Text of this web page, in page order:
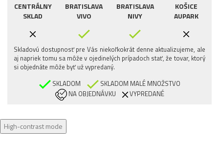
CENTRÁLNY
SKLAD
BRATISLAVA
VIVO
BRATISLAVA
NIVY
KOŠICE
AUPARK
Skladovú dostupnosť pre Vás niekoľkokrát denne aktualizujeme, ale
aj napriek tomu sa môže v ojedinelých prípadoch stať, že tovar, ktorý
si objednáte môže byť už vypredaný.
SKLADOM
SKLADOM MALÉ MNOŽSTVO
NA OBJEDNÁVKU
VYPREDANÉ
High-contrast mode